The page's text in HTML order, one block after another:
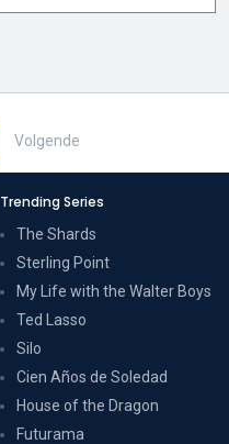
Volgende
Trending Series
The Shards
Sterling Point
My Life with the Walter Boys
Ted Lasso
Silo
Cien Años de Soledad
House of the Dragon
Futurama